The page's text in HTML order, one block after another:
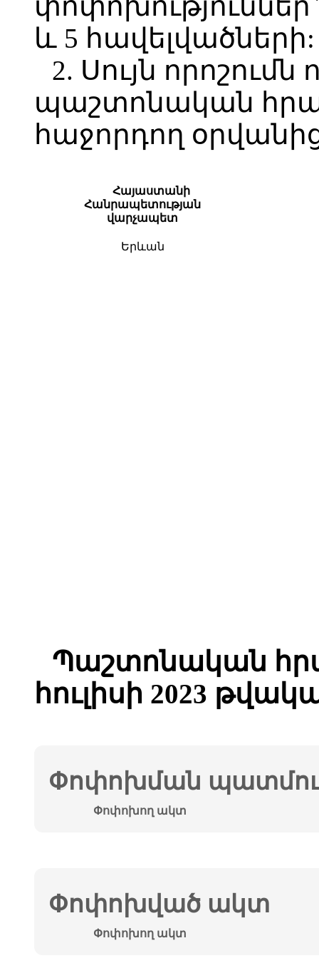
և 5 հավելվածների:
2. Սույն որոշումն
պաշտոնական
հաջորդող
Հայաստանի
Հանրապետության
վարչապետ
Երևան
Պաշտոնական
հուլիսի 2023
Փոփոխման
Փոփոխող ակտ
Փոփոխված ակտ
Փոփոխող ակտ